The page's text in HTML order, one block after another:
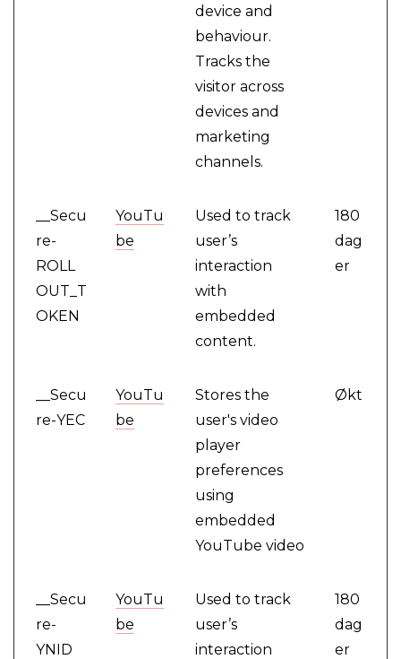
device and
behaviour.
Tracks the
visitor across
devices and
marketing
channels.
__Secu
re-
ROLL
OUT_T
OKEN
YouTu
be
Used to track
user’s
interaction
with
embedded
content.
180
dag
er
__Secu
re-YEC
YouTu
be
Stores the
user's video
player
preferences
using
embedded
YouTube video
Økt
__Secu
re-
YNID
YouTu
be
Used to track
user’s
interaction
180
dag
er